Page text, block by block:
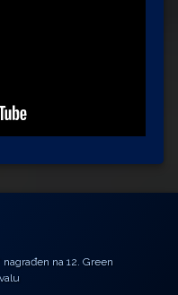
nagrađen na 12. Green